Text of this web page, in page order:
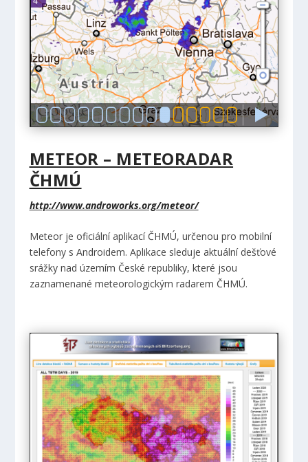
METEOR – METEORADAR
ČHMÚ
http://www.androworks.org/meteor/
Meteor je oficiální aplikací ČHMÚ, určenou pro mobilní
telefony s Androidem. Aplikace sleduje aktuální dešťové
srážky nad územím České republiky, které jsou
zaznamenané meteorologickým radarem ČHMÚ.